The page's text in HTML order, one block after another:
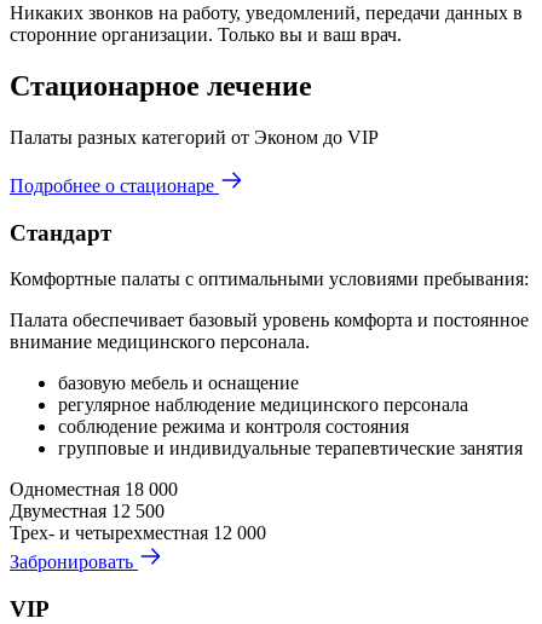
Никаких звонков на работу, уведомлений, передачи данных в
сторонние организации. Только вы и ваш врач.
Стационарное лечение
Палаты разных категорий от Эконом до VIP
Подробнее о стационаре
Стандарт
Комфортные палаты с оптимальными условиями пребывания:
Палата обеспечивает базовый уровень комфорта и постоянное
внимание медицинского персонала.
базовую мебель и оснащение
регулярное наблюдение медицинского персонала
соблюдение режима и контроля состояния
групповые и индивидуальные терапевтические занятия
Одноместная 18 000
Двуместная 12 500
Трех- и четырехместная 12 000
Забронировать
VIP